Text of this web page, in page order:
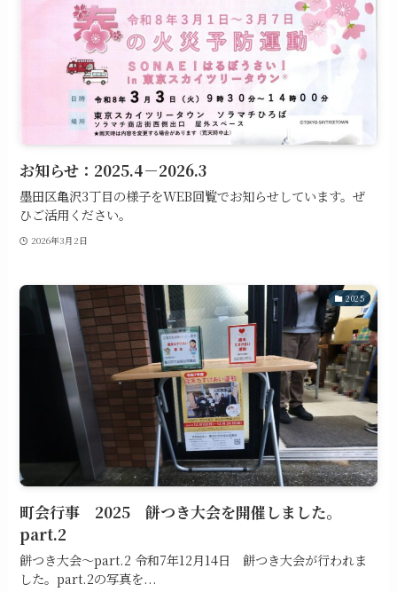
お知らせ：2025.4－2026.3
墨田区亀沢3丁目の様子をWEB回覧でお知らせしています。ぜ
ひご活用ください。
2026年3月2日
2025
町会行事 2025 餅つき大会を開催しました。
part.2
餅つき大会～part.2 令和7年12月14日 餅つき大会が行われま
した。part.2の写真を...